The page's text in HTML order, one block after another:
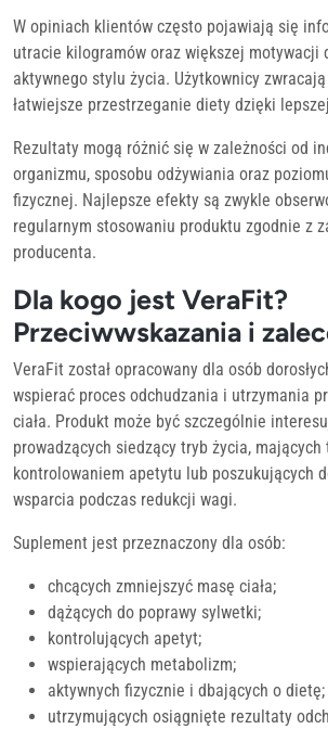
W opiniach klientów często pojawiają się
utracie kilogramów oraz większej motywacji
aktywnego stylu życia. Użytkownicy
łatwiejsze przestrzeganie diety dzięki
Rezultaty mogą różnić się w zależności od
organizmu, sposobu odżywiania oraz
fizycznej. Najlepsze efekty są zwykle
regularnym stosowaniu produktu zgodnie z
producenta.
Dla kogo jest VeraFit?
Przeciwwskazania i
VeraFit został opracowany dla osób
wspierać proces odchudzania i utrzymania
ciała. Produkt może być szczególnie
prowadzących siedzący tryb życia,
kontrolowaniem apetytu lub poszukujących
wsparcia podczas redukcji wagi.
Suplement jest przeznaczony dla osób:
chcących zmniejszyć masę ciała;
dążących do poprawy sylwetki;
kontrolujących apetyt;
wspierających metabolizm;
aktywnych fizycznie i dbających o dietę;
utrzymujących osiągnięte rezultaty